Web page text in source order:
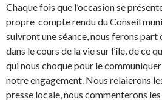
Chaque fois que l’occasion se
propre compte rendu du Conseil
suivront une séance, nous ferons part
dans le cours de la vie sur l’île, de ce
qui nous choque pour le
notre engagement. Nous relaierons
presse locale, nous commenterons